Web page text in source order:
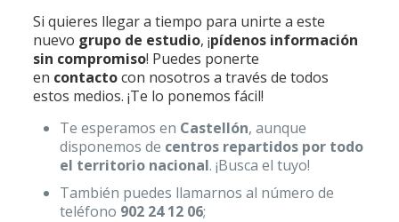
Si quieres llegar a tiempo para unirte a este
nuevo grupo de estudio, ¡pídenos información
sin compromiso! Puedes ponerte
en contactocon nosotros a través de todos
estos medios. ¡Te lo ponemos fácil!
Te esperamos en Castellón, aunque
disponemos de centros repartidos por todo
el territorio nacional. ¡Busca el tuyo!
También puedes llamarnos al número de
teléfono 902 24 12 06;